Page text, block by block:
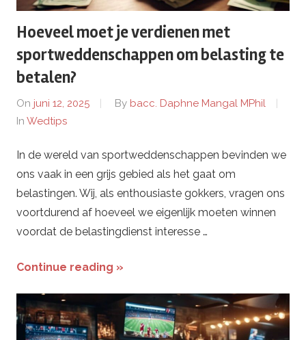
Hoeveel moet je verdienen met
sportweddenschappen om belasting te
betalen?
On juni 12, 2025 By bacc. Daphne Mangal MPhil
In Wedtips
In de wereld van sportweddenschappen bevinden we
ons vaak in een grijs gebied als het gaat om
belastingen. Wij, als enthousiaste gokkers, vragen ons
voortdurend af hoeveel we eigenlijk moeten winnen
voordat de belastingdienst interesse …
Continue reading »